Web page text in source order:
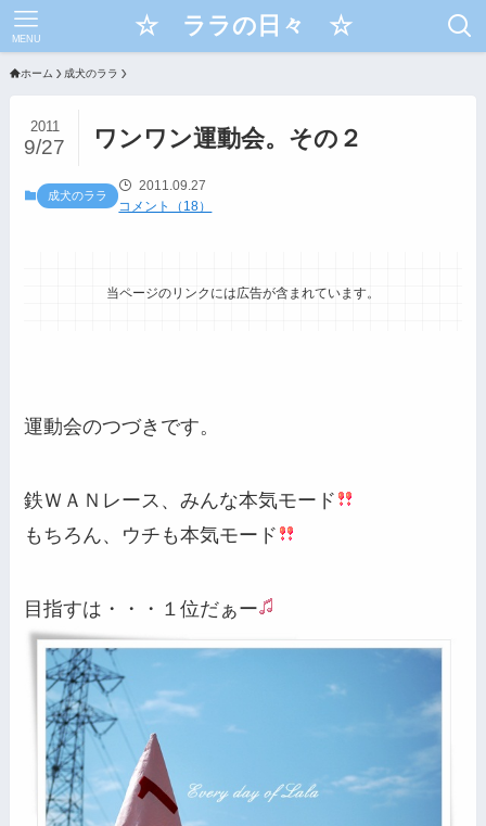
☆ ララの日々 ☆
MENU
ホーム 成犬のララ
ワンワン運動会。その２
2011
9/27
成犬のララ
2011.09.27
コメント（18）
当ページのリンクには広告が含まれています。
運動会のつづきです。
鉄ＷＡＮレース、みんな本気モード
もちろん、ウチも本気モード
目指すは・・・１位だぁー